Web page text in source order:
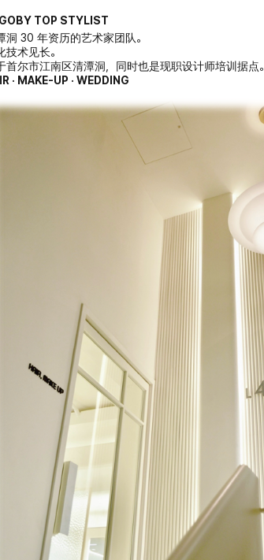
TOP STYLIST
洞 30 年资历的艺术家团队。
技术见长。
首尔市江南区清潭洞，同时也是现职设计师培训据点。
· MAKE-UP · WEDDING